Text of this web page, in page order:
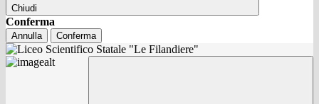
Chiudi
Conferma
Annulla Conferma